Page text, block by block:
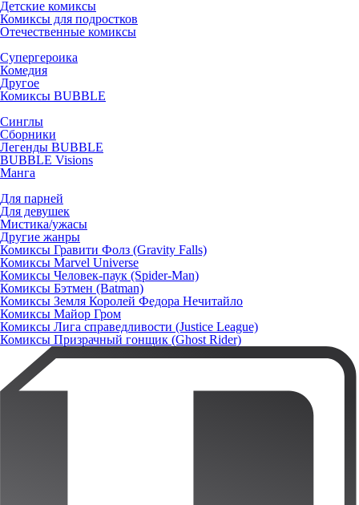
Детские комиксы
Комиксы для подростков
Отечественные комиксы
Супергероика
Комедия
Другое
Комиксы BUBBLE
Синглы
Сборники
Легенды BUBBLE
BUBBLE Visions
Манга
Для парней
Для девушек
Мистика/ужасы
Другие жанры
Комиксы Гравити Фолз (Gravity Falls)
Комиксы Marvel Universe
Комиксы Человек-паук (Spider-Man)
Комиксы Бэтмен (Batman)
Комиксы Земля Королей Федора Нечитайло
Комиксы Майор Гром
Комиксы Лига справедливости (Justice League)
Комиксы Призрачный гонщик (Ghost Rider)